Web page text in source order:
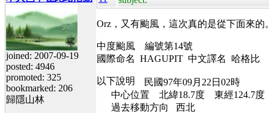
joined: 2007-09-19
posted: 4946
promoted: 325
bookmarked: 206
歸隱山林
Orz，又有颱風，這次真的是從下面來的
中度颱風 編號第14號
國際命名 HAGUPIT 中文譯名 哈格比
民國97年09月22日02時
中心位置 北緯18.7度 東經124.7度
過去移動方向 西北